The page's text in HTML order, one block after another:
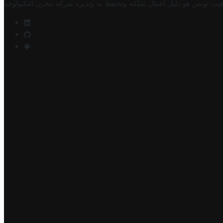
تونس هو دليل أعمال تملكه وتحتفظ به وتديره شركة مخزن التكنولوجيا